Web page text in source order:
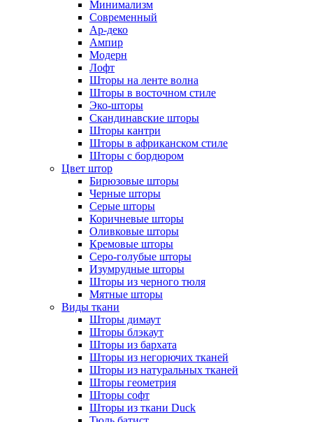
Минимализм
Современный
Ар-деко
Ампир
Модерн
Лофт
Шторы на ленте волна
Шторы в восточном стиле
Эко-шторы
Скандинавские шторы
Шторы кантри
Шторы в африканском стиле
Шторы с бордюром
Цвет штор
Бирюзовые шторы
Черные шторы
Серые шторы
Коричневые шторы
Оливковые шторы
Кремовые шторы
Серо-голубые шторы
Изумрудные шторы
Шторы из черного тюля
Мятные шторы
Виды ткани
Шторы димаут
Шторы блэкаут
Шторы из бархата
Шторы из негорючих тканей
Шторы из натуральных тканей
Шторы геометрия
Шторы софт
Шторы из ткани Duck